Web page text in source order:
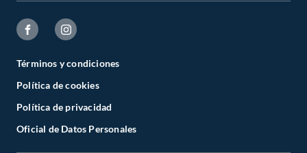
Términos y condiciones
Política de cookies
Política de privacidad
Oficial de Datos Personales